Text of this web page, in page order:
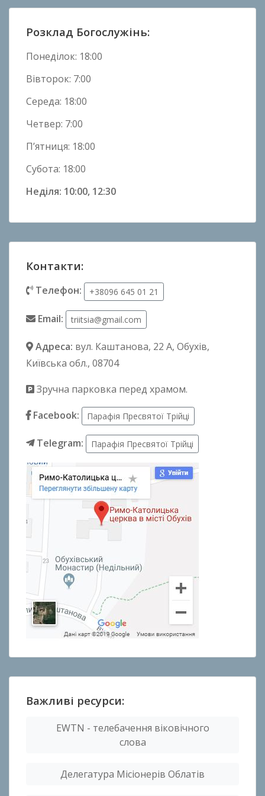
в
и
Розклад Богослужінь:
Понеділок: 18:00
Вівторок: 7:00
Середа: 18:00
Четвер: 7:00
П’ятниця: 18:00
Субота: 18:00
Неділя: 10:00, 12:30
Контакти:
Телефон: +38096 645 01 21
Email: triitsia@gmail.com
Адреса: вул. Каштанова, 22 А, Обухів,
Київська обл., 08704
Зручна парковка перед храмом.
Facebook:
Парафія Пресвятої Трійці
Telegram: Парафія Пресвятої Трійці
Важливі ресурси:
EWTN - телебачення віковічного
слова
Делегатура Місіонерів Облатів